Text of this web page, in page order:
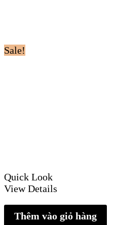
Sale!
Quick Look
View Details
Thêm vào giỏ hàng